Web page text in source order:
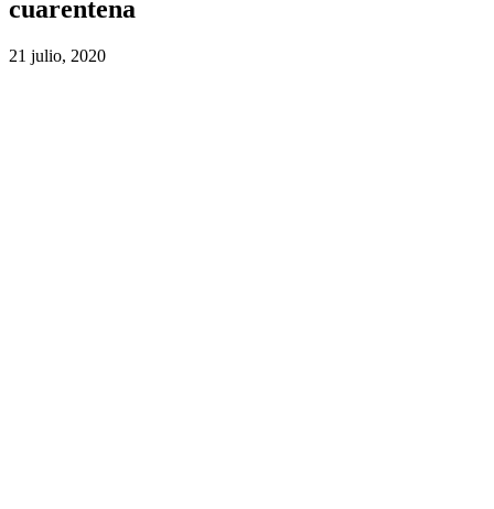
cuarentena
21 julio, 2020